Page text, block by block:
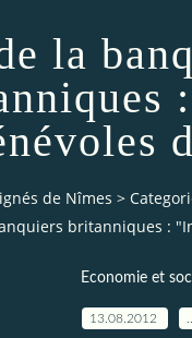
la
de Nîmes >
britanniques :
Economie et
13.08.2012